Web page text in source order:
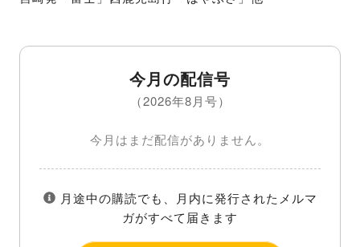
今月の配信号
（2026年8月号）
今月はまだ配信がありません。
月途中の購読でも、月内に発行されたメルマ
ガがすべて届きます